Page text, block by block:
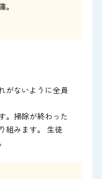
がないように全員
。掃除が終わった
組みます。 生徒